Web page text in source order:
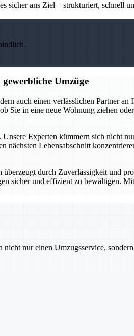
sicher ans Ziel – strukturiert, schnell
Umzüge
auch einen verlässlichen Partner
in eine neue Wohnung ziehen
Experten kümmern sich nicht
Lebensabschnitt
durch Zuverlässigkeit und
sicher und effizient zu bewältigen.
nur einen Umzugsservice,